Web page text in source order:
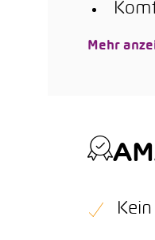
Mehr